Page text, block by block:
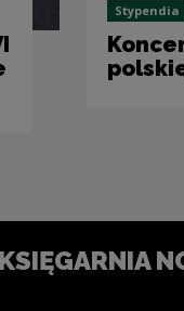
Stypendia
KSIĘGARNIA